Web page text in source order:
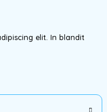
elit. In blandit